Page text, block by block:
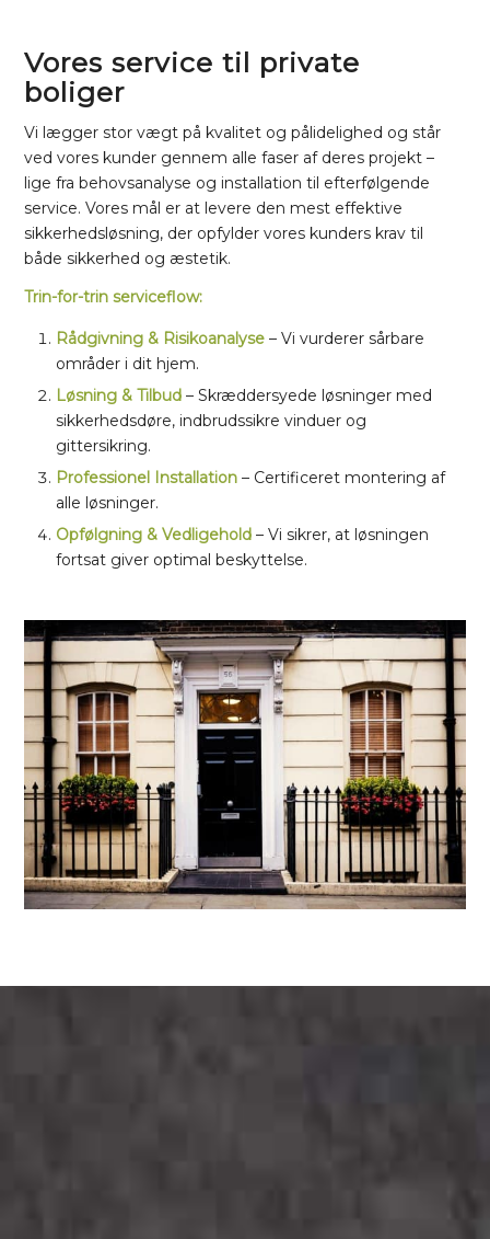
Vores service til private
boliger
Vi lægger stor vægt på kvalitet og pålidelighed og står
ved vores kunder gennem alle faser af deres projekt –
lige fra behovsanalyse og installation til efterfølgende
service. Vores mål er at levere den mest effektive
sikkerhedsløsning, der opfylder vores kunders krav til
både sikkerhed og æstetik.
Trin-for-trin serviceflow:
Rådgivning & Risikoanalyse – Vi vurderer sårbare
områder i dit hjem.
Løsning & Tilbud – Skræddersyede løsninger med
sikkerhedsdøre, indbrudssikre vinduer og
gittersikring.
Professionel Installation – Certificeret montering af
alle løsninger.
Opfølgning & Vedligehold – Vi sikrer, at løsningen
fortsat giver optimal beskyttelse.